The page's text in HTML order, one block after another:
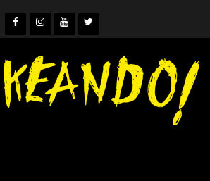
Facebook
Instagram
YouTubeTwitter